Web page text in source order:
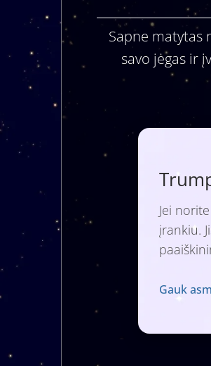
Sapne matytas
savo jėgas ir
Jei
įrankiu.
Gauk